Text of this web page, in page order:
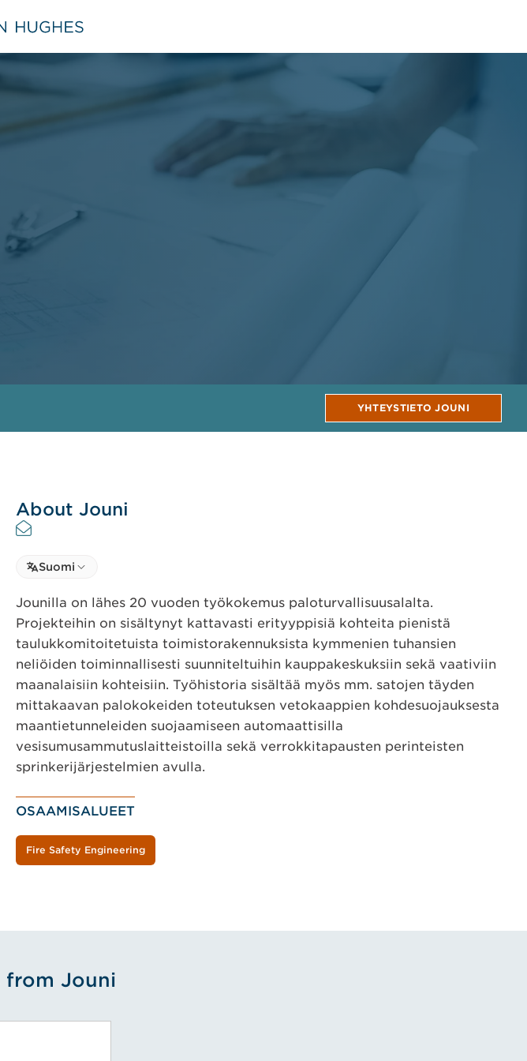
Hughes Finnish
YHTEYSTIETO JOUNI
About Jouni
Select language
Select Language
Suomi
Jounilla on lähes 20 vuoden työkokemus paloturvallisuusalalta.
Projekteihin on sisältynyt kattavasti erityyppisiä kohteita pienistä
taulukkomitoitetuista toimistorakennuksista kymmenien tuhansien
neliöiden toiminnallisesti suunniteltuihin kauppakeskuksiin sekä vaativiin
maanalaisiin kohteisiin. Työhistoria sisältää myös mm. satojen täyden
mittakaavan palokokeiden toteutuksen vetokaappien kohdesuojauksesta
maantietunneleiden suojaamiseen automaattisilla
vesisumusammutuslaitteistoilla sekä verrokkitapausten perinteisten
sprinkerijärjestelmien avulla.
OSAAMISALUEET
Fire Safety Engineering
from Jouni